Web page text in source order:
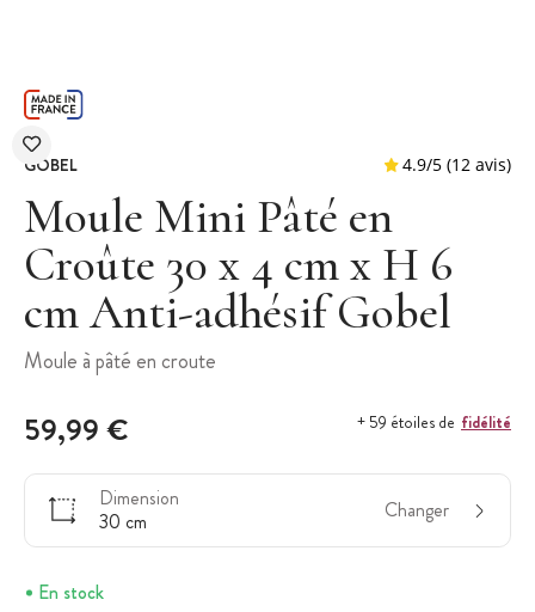
GOBEL
Moule Mini Pâté en
Croûte 30 x 4 cm x H 6
cm Anti-adhésif Gobel
Moule à pâté en croute
59,99 € + 59 étoiles de fidélité
Dimension
30 cm
Changer
En stock